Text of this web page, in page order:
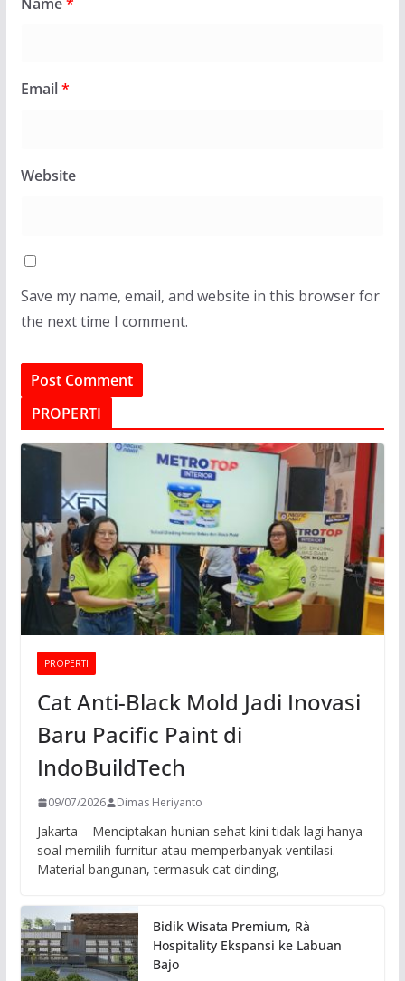
Name*
Email*
Website
Save my name, email, and website in this browser for
the next time I comment.
PROPERTI
PROPERTI
Cat Anti-Black Mold Jadi Inovasi
Baru Pacific Paint di
IndoBuildTech
09/07/2026 Dimas Heriyanto
Jakarta – Menciptakan hunian sehat kini tidak lagi hanya
soal memilih furnitur atau memperbanyak ventilasi.
Material bangunan, termasuk cat dinding,
Bidik Wisata Premium, Rà
Hospitality Ekspansi ke Labuan
Bajo